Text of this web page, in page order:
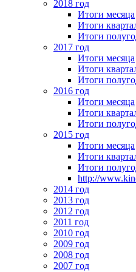
2018 год
Итоги месяца
Итоги
Итоги
2017 год
Итоги месяца
Итоги
Итоги
2016 год
Итоги месяца
Итоги
Итоги
2015 год
Итоги месяца
Итоги
Итоги
http://
2014 год
2013 год
2012 год
2011 год
2010 год
2009 год
2008 год
2007 год